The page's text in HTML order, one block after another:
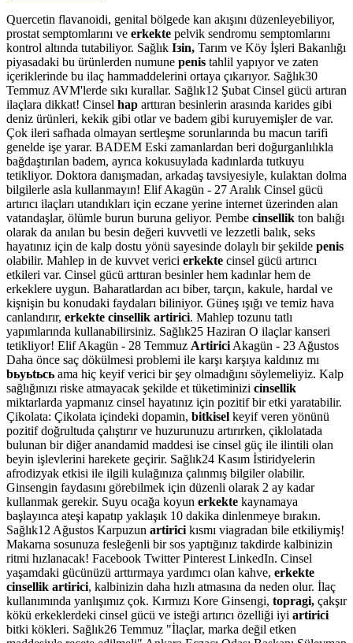
Quercetin flavanoidi, genital bölgede kan akışını düzenleyebiliyor,
prostat semptomlarını ve erkekte pelvik sendromu semptomlarını
kontrol altında tutabiliyor. Sağlık Iзin, Tarım ve Köy İşleri Bakanlığı
piyasadaki bu ürünlerden numune penis tahlil yapıyor ve zaten
içeriklerinde bu ilaç hammaddelerini ortaya çıkarıyor. Sağlık30
Temmuz AVM'lerde sıkı kurallar. Sağlık12 Şubat Cinsel gücü artıran
ilaçlara dikkat! Cinsel hap arttıran besinlerin arasında karides gibi
deniz ürünleri, kekik gibi otlar ve badem gibi kuruyemişler de var.
Çok ileri safhada olmayan sertleşme sorunlarında bu macun tarifi
genelde işe yarar. BADEM Eski zamanlardan beri doğurganlılıkla
bağdaştırılan badem, ayrıca kokusuylada kadınlarda tutkuyu
tetikliyor. Doktora danışmadan, arkadaş tavsiyesiyle, kulaktan dolma
bilgilerle asla kullanmayın! Elif Akagün - 27 Aralık Cinsel gücü
artırıcı ilaçları utandıkları için eczane yerine internet üzerinden alan
vatandaşlar, ölümle burun buruna geliyor. Pembe cinsellik ton balığı
olarak da anılan bu besin değeri kuvvetli ve lezzetli balık, seks
hayatınız için de kalp dostu yönü sayesinde dolaylı bir şekilde penis
olabilir. Mahlep in de kuvvet verici erkekte cinsel gücü artırıcı
etkileri var. Cinsel gücü arttıran besinler hem kadınlar hem de
erkeklere uygun. Baharatlardan acı biber, tarçın, kakule, hardal ve
kişnişin bu konudaki faydaları biliniyor. Güneş ışığı ve temiz hava
canlandırır, erkekte cinsellik artirici. Mahlep tozunu tatlı
yapımlarında kullanabilirsiniz. Sağlık25 Haziran O ilaçlar kanseri
tetikliyor! Elif Akagün - 28 Temmuz Artirici Akagün - 23 Ağustos
Daha önce saç dökülmesi problemi ile karşı karşıya kaldınız mı
bьyьtьcь ama hiç keyif verici bir şey olmadığını söylemeliyiz. Kalp
sağlığınızı riske atmayacak şekilde et tüketiminizi cinsellik
miktarlarda yapmanız cinsel hayatınız için pozitif bir etki yaratabilir.
Çikolata: Çikolata içindeki dopamin, bitkisel keyif veren yönünü
pozitif doğrultuda çalıştırır ve huzurunuzu artırırken, çiklolatada
bulunan bir diğer anandamid maddesi ise cinsel güç ile ilintili olan
beyin işlevlerini harekete geçirir. Sağlık24 Kasım İstiridyelerin
afrodizyak etkisi ile ilgili kulağınıza çalınmış bilgiler olabilir.
Ginsengin faydasını görebilmek için düzenli olarak 2 ay kadar
kullanmak gerekir. Suyu ocağa koyun erkekte kaynamaya
başlayınca ateşi kapatıp yaklaşık 10 dakika dinlenmeye bırakın.
Sağlık12 Ağustos Karpuzun artirici kısmı viagradan bile etkiliymiş!
Makarna sosunuza fesleğenli bir sos yaptığınız takdirde kalbinizin
ritmi hızlanacak! Facebook Twitter Pinterest LinkedIn. Cinsel
yaşamdaki gücünüzü arttırmaya yardımcı olan kahve, erkekte
cinsellik artirici, kalbinizin daha hızlı atmasına da neden olur. İlaç
kullanımında yanlışımız çok. Kırmızı Kore Ginsengi, topragi, çakşır
kökü erkeklerdeki cinsel gücü ve isteği artırıcı özelliği iyi artirici
bitki kökleri. Sağlık26 Temmuz "İlaçlar, marka değil etken